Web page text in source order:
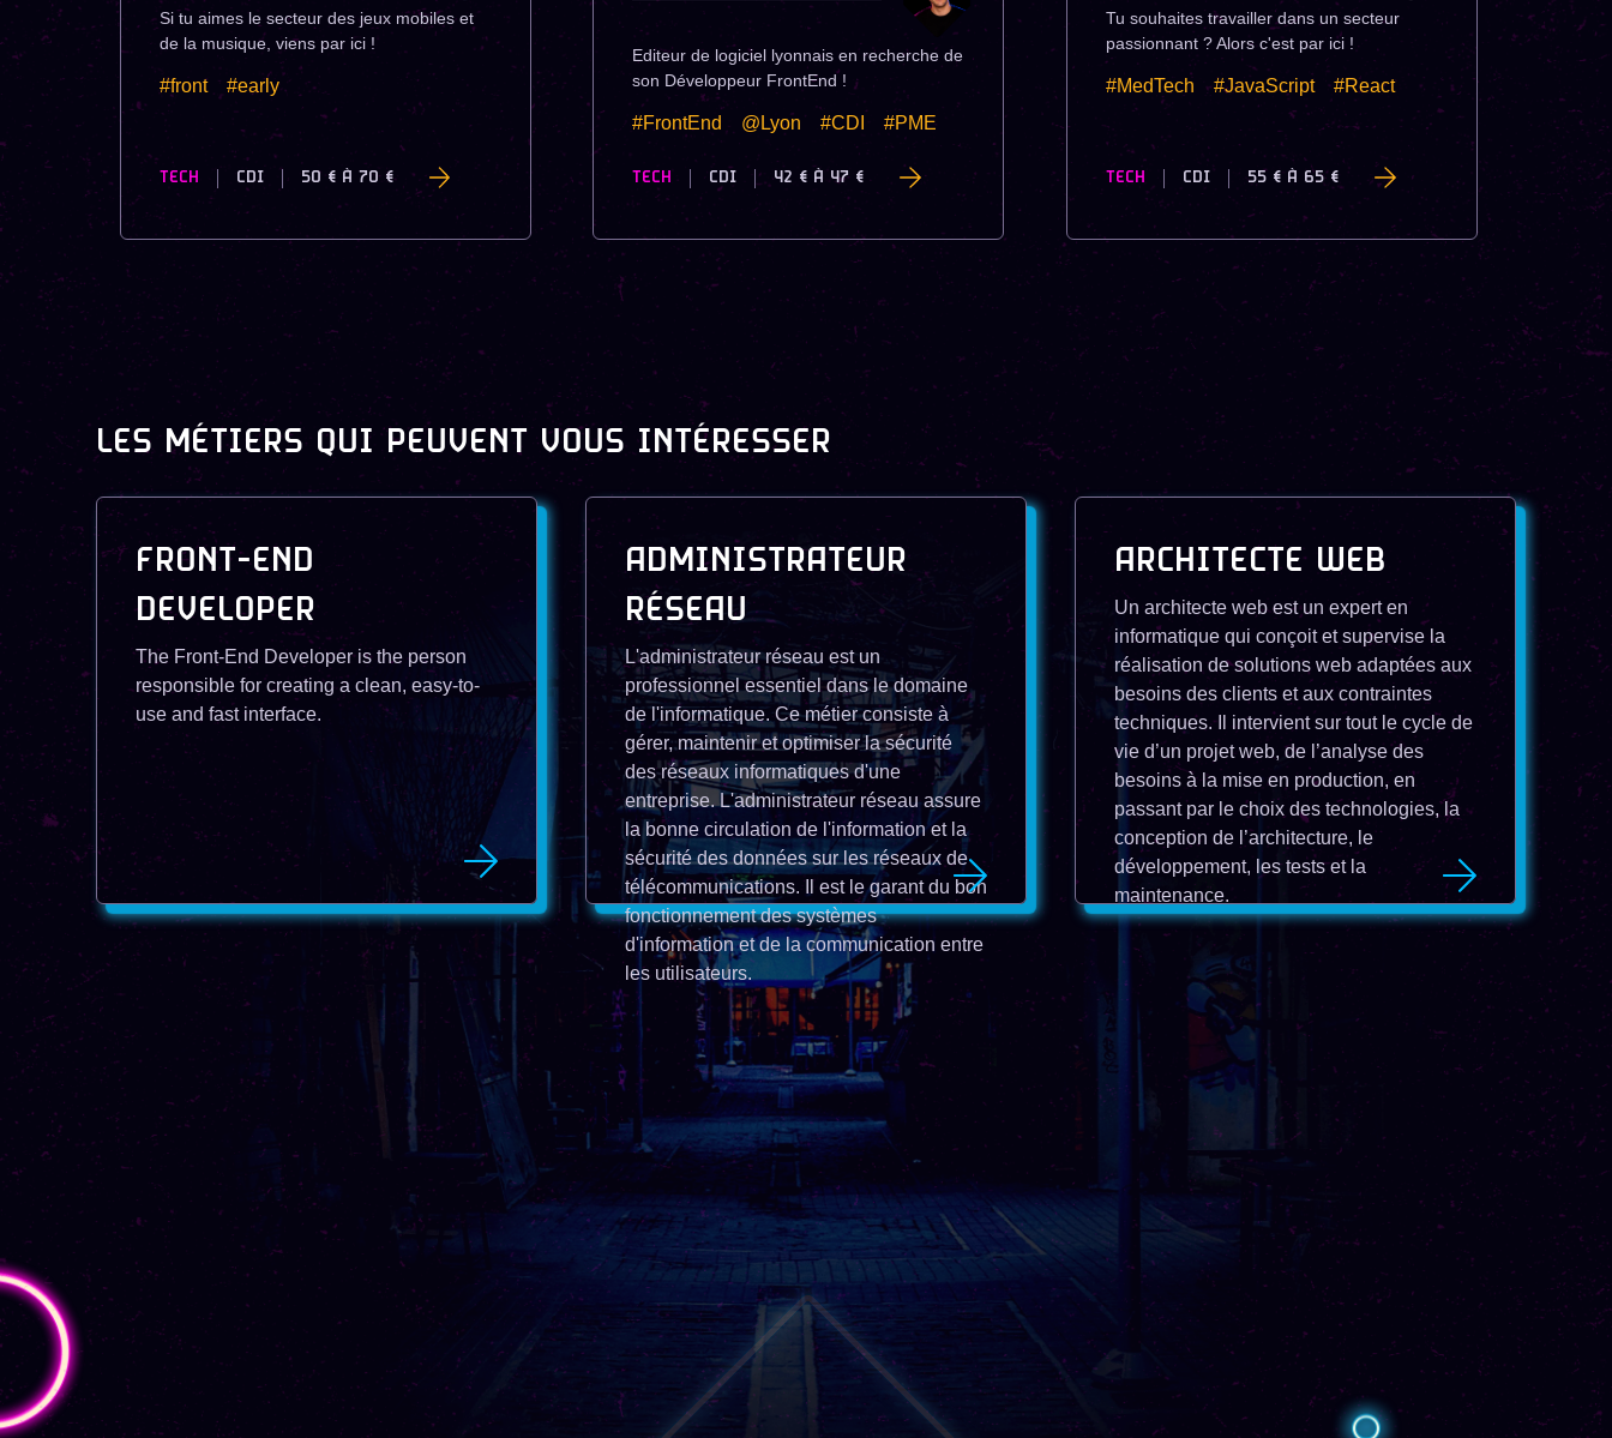
Si tu aimes le secteur des jeux mobiles et
de la musique, viens par ici !
#front #early
TECH CDI 50 € À 70 €
Editeur de logiciel lyonnais en recherche de
son Développeur FrontEnd !
#FrontEnd @Lyon #CDI #PME
TECH CDI 42 € À 47 €
Tu souhaites travailler dans un secteur
passionnant ? Alors c'est par ici !
#MedTech #JavaScript #React
TECH CDI 55 € À 65 €
LES MÉTIERS QUI PEUVENT VOUS INTÉRESSER
FRONT-END
DEVELOPER
The Front-End Developer is the person
responsible for creating a clean, easy-to-
use and fast interface.
ADMINISTRATEUR
RÉSEAU
L'administrateur réseau est un
professionnel essentiel dans le domaine
de l'informatique. Ce métier consiste à
gérer, maintenir et optimiser la sécurité
des réseaux informatiques d'une
entreprise. L'administrateur réseau assure
la bonne circulation de l'information et la
sécurité des données sur les réseaux de
télécommunications. Il est le garant du bon
fonctionnement des systèmes
d'information et de la communication entre
les utilisateurs.
ARCHITECTE WEB
Un architecte web est un expert en
informatique qui conçoit et supervise la
réalisation de solutions web adaptées aux
besoins des clients et aux contraintes
techniques. Il intervient sur tout le cycle de
vie d’un projet web, de l’analyse des
besoins à la mise en production, en
passant par le choix des technologies, la
conception de l’architecture, le
développement, les tests et la
maintenance.